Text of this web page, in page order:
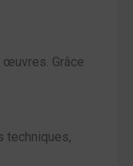
œuvres. Grâce
techniques,